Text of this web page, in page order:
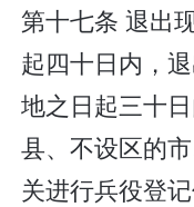
第十七条 退出
起四十日内，
地之日起三十
县、不设区的
关进行兵役登